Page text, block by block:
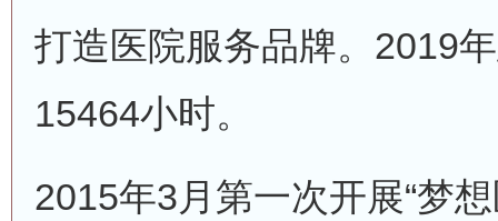
打造医院服务品牌。2019
15464小时。
2015年3月第一次开展“梦